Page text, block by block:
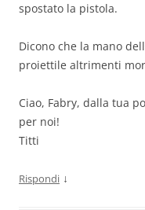
spostato la pistola.
Dicono che la mano
proiettile altrimenti
Ciao, Fabry, dalla tua
per noi!
Titti
Rispondi ↓